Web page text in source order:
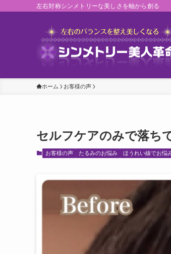
左右対称シンメトリーな美しさを軸から創る
ホーム お客様の声
セルフケアのみで落ち
お客様の声 たるみのお悩み ほうれい線でお悩